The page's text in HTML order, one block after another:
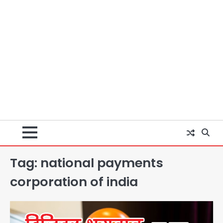
Tag: national payments
corporation of india
Baramati Airport Plane Crash: